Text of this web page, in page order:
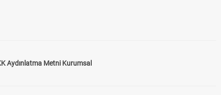
Aydınlatma Metni Kurumsal